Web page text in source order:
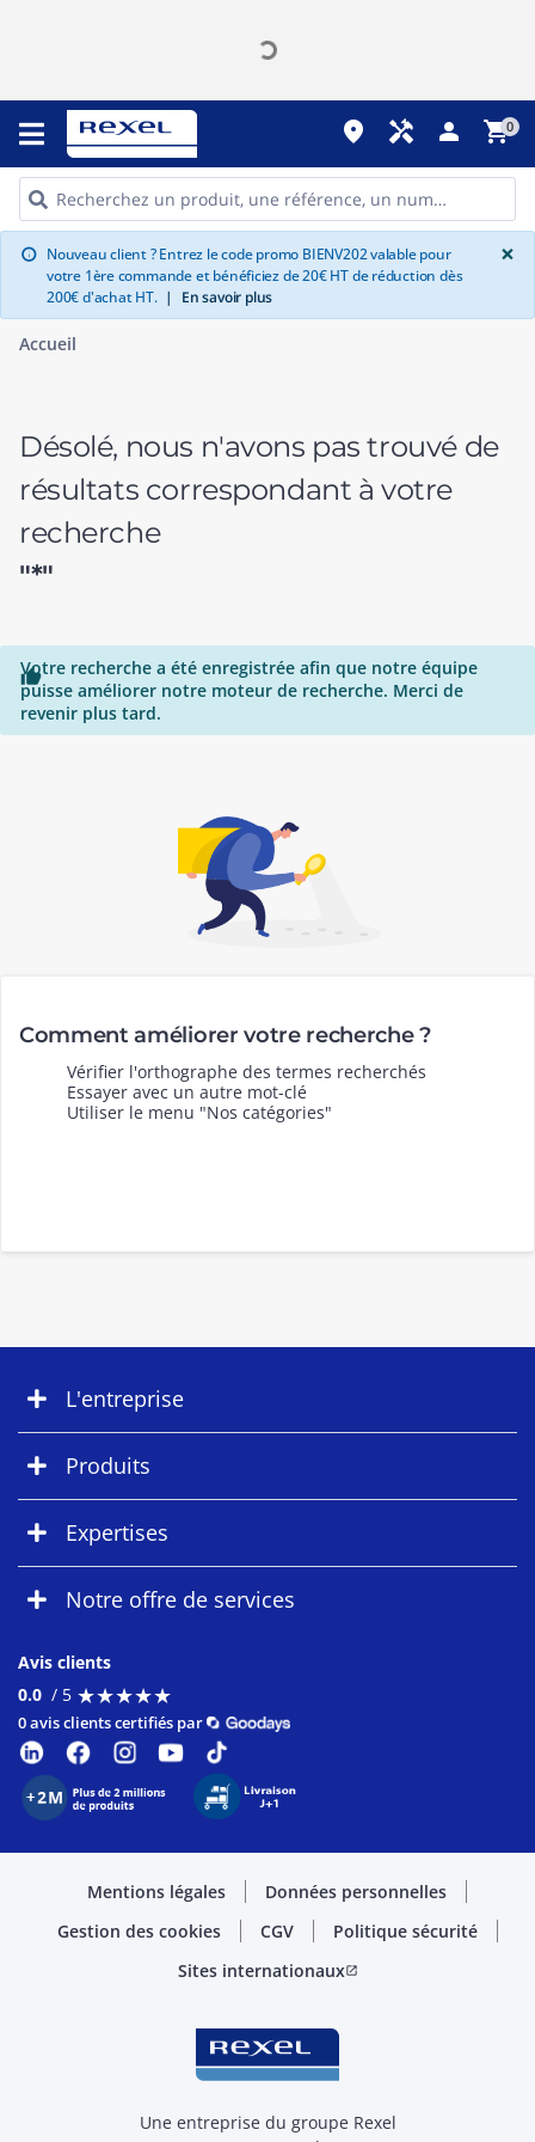
place handyman person shopping_cart0
info Nouveau client ? Entrez le code promo BIENV202 valable pour
votre 1ère commande et bénéficiez de 20€ HT de réduction dès
200€ d'achat HT. | En savoir plus
×
Accueil
Désolé, nous n'avons pas trouvé de
résultats correspondant à votre
recherche
"*"

Votre recherche a été enregistrée afin que notre équipe
puisse améliorer notre moteur de recherche. Merci de
revenir plus tard.
Comment améliorer votre recherche ?
Vérifier l'orthographe des termes recherchés
Essayer avec un autre mot-clé
Utiliser le menu "Nos catégories"
L'entreprise
Produits
Expertises
Notre offre de services
Avis clients
0.0 / 5 ★★★★★
★★★★★
0 avis clients certifiés par
Mentions légales
Données personnelles
Gestion des cookies
CGV
Politique sécurité
Sites internationauxopen_in_new
Une entreprise du groupe Rexel